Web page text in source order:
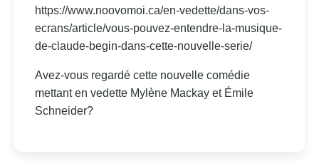
https://www.noovomoi.ca/en-vedette/dans-vos-
ecrans/article/vous-pouvez-entendre-la-musique-
de-claude-begin-dans-cette-nouvelle-serie/
Avez-vous regardé cette nouvelle comédie
mettant en vedette Mylène Mackay et Émile
Schneider?